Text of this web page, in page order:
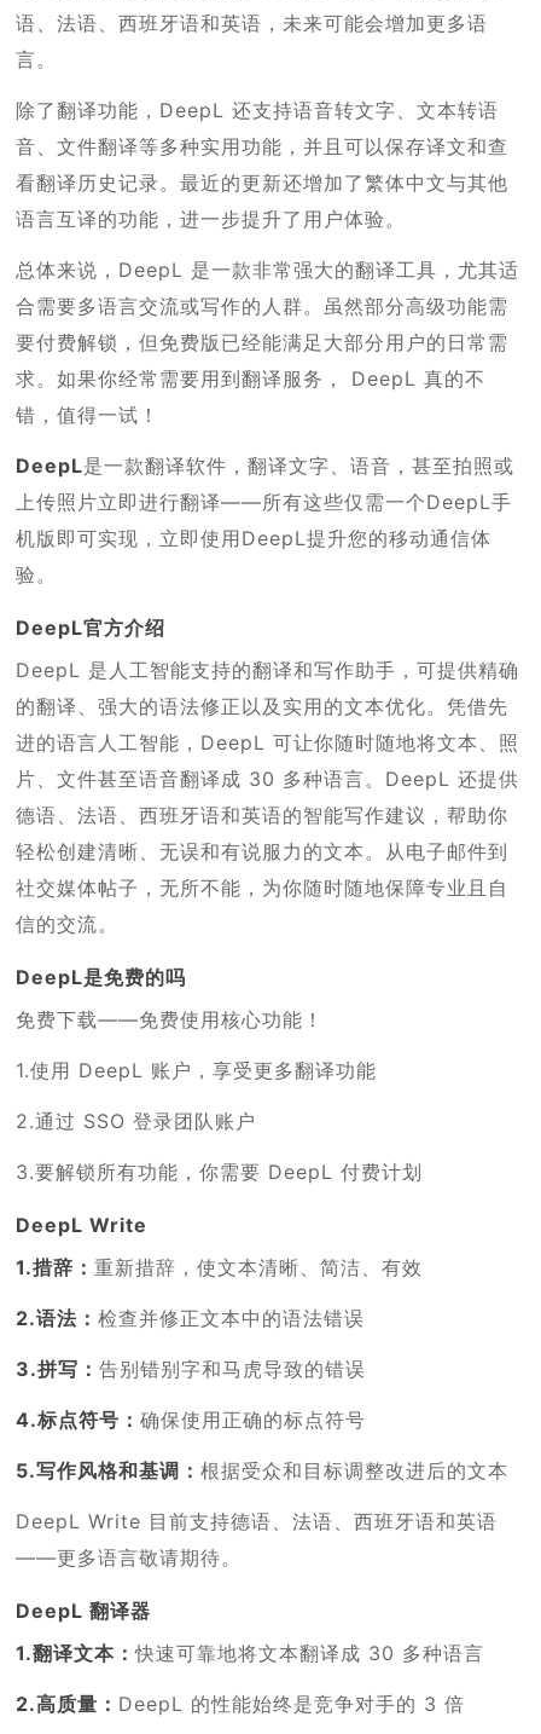
语、法语、西班牙语和英语，未来可能会增加更多语
言。
除了翻译功能，DeepL 还支持语音转文字、文本转语
音、文件翻译等多种实用功能，并且可以保存译文和查
看翻译历史记录。最近的更新还增加了繁体中文与其他
语言互译的功能，进一步提升了用户体验。
总体来说，DeepL 是一款非常强大的翻译工具，尤其适
合需要多语言交流或写作的人群。虽然部分高级功能需
要付费解锁，但免费版已经能满足大部分用户的日常需
求。如果你经常需要用到翻译服务， DeepL 真的不
错，值得一试！
DeepL是一款翻译软件，翻译文字、语音，甚至拍照或
上传照片立即进行翻译——所有这些仅需一个DeepL手
机版即可实现，立即使用DeepL提升您的移动通信体
验。
DeepL官方介绍
DeepL 是人工智能支持的翻译和写作助手，可提供精确
的翻译、强大的语法修正以及实用的文本优化。凭借先
进的语言人工智能，DeepL 可让你随时随地将文本、照
片、文件甚至语音翻译成 30 多种语言。DeepL 还提供
德语、法语、西班牙语和英语的智能写作建议，帮助你
轻松创建清晰、无误和有说服力的文本。从电子邮件到
社交媒体帖子，无所不能，为你随时随地保障专业且自
信的交流。
DeepL是免费的吗
免费下载——免费使用核心功能！
1.使用 DeepL 账户，享受更多翻译功能
2.通过 SSO 登录团队账户
3.要解锁所有功能，你需要 DeepL 付费计划
DeepL Write
1.措辞：重新措辞，使文本清晰、简洁、有效
2.语法：检查并修正文本中的语法错误
3.拼写：告别错别字和马虎导致的错误
4.标点符号：确保使用正确的标点符号
5.写作风格和基调：根据受众和目标调整改进后的文本
DeepL Write 目前支持德语、法语、西班牙语和英语
——更多语言敬请期待。
DeepL 翻译器
1.翻译文本：快速可靠地将文本翻译成 30 多种语言
2.高质量： DeepL 的性能始终是竞争对手的 3 倍